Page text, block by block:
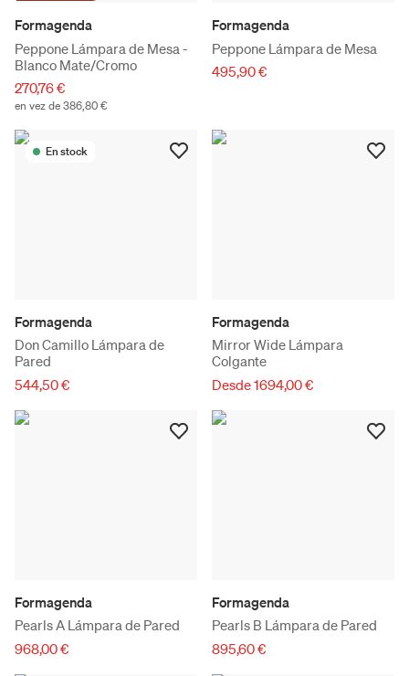
Formagenda
Peppone Lámpara de Mesa -
Blanco Mate/Cromo
270,76 €
en vez de 386,80 €
Formagenda
Peppone Lámpara de Mesa
495,90 €
En stock
Formagenda
Don Camillo Lámpara de
Pared
544,50 €
Formagenda
Mirror Wide Lámpara
Colgante
Desde 1694,00 €
Formagenda
Pearls A Lámpara de Pared
968,00 €
Formagenda
Pearls B Lámpara de Pared
895,60 €